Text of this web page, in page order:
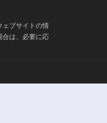
ェブサイトの情
合は、必要に応